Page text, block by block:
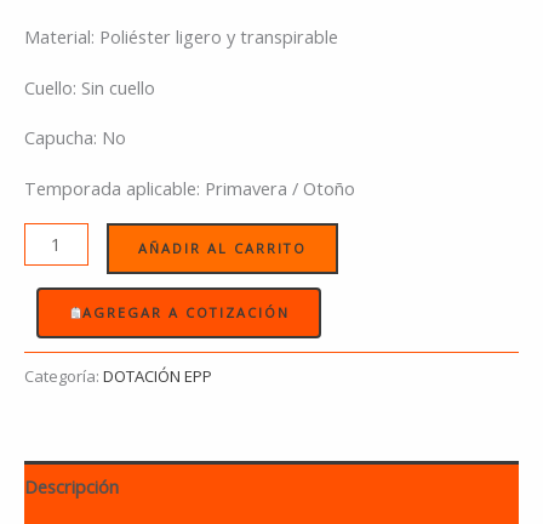
Material: Poliéster ligero y transpirable
Cuello: Sin cuello
Capucha: No
Temporada aplicable: Primavera / Otoño
AÑADIR AL CARRITO
AGREGAR A COTIZACIÓN
Categoría: DOTACIÓN EPP
Descripción